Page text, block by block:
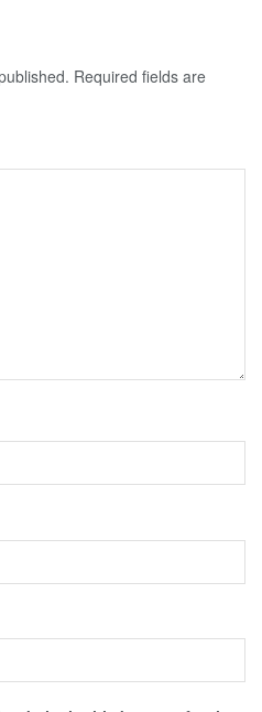
Required fields are